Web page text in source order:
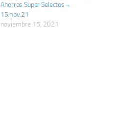
Ahorros Super Selectos –
15.nov.21
noviembre 15, 2021